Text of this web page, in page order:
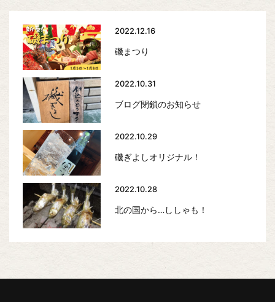
2022.12.16
磯まつり
2022.10.31
ブログ閉鎖のお知らせ
2022.10.29
磯ぎよしオリジナル！
2022.10.28
北の国から…ししゃも！